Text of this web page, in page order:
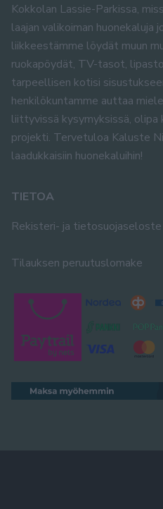
Kokkolan Lassie-Parkissa,
laajan valikoiman huonekaluja
liikkeestämme löydät muun
ruokapöydät, TV-tasot,
tarpeellisen kotisi
henkilökuntamme auttaa
liittyvissä kysymyksissä, olipa
projekti. Tervetuloa Kaluste
laadukkaisiin huonekaluihin!
TIETOA
Rekisteri- ja tietosuojaseloste
Tilauksen peruutuslomake